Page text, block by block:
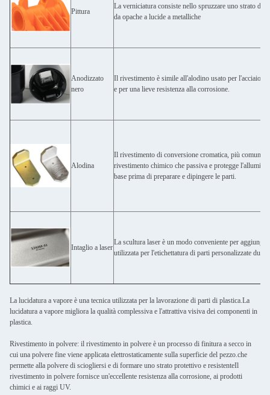
Pittura
La verniciatura consiste nello spruzzare uno strato di
da opache a lucide a metalliche
Anodizzato
nero
Il rivestimento è simile all'alodino usato per l'acciaio
e per una lieve resistenza alla corrosione.
Alodina
Il rivestimento di conversione cromatica, più
rivestimento chimico che passiva e protegge
base prima di preparare e dipingere le parti.
Intaglio a laser
La scultura laser è un modo conveniente per
utilizzata per l'etichettatura di parti personalizzate
La lucidatura a vapore è una tecnica utilizzata per la lavorazione di parti di plastica.La
lucidatura a vapore migliora la qualità complessiva e l'attrattiva visiva dei componenti in
plastica.
Rivestimento in polvere: il rivestimento in polvere è un processo di finitura a secco in
cui una polvere fine viene applicata elettrostaticamente sulla superficie del pezzo.che
permette alla polvere di sciogliersi e di formare uno strato protettivo e resistenteIl
rivestimento in polvere fornisce un'eccellente resistenza alla corrosione, ai prodotti
chimici e ai raggi UV.